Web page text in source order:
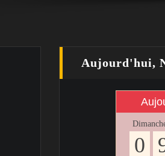
Aujourd'hui,
0